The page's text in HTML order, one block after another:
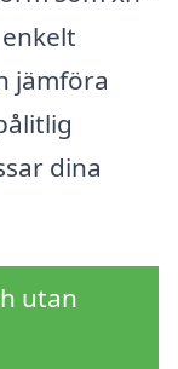
jämföra
dina
utan